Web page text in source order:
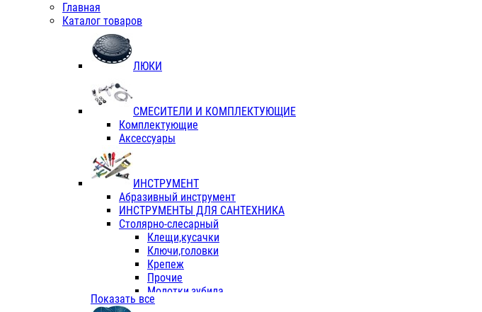
Главная
Каталог товаров
ЛЮКИ
СМЕСИТЕЛИ И КОМПЛЕКТУЮЩИЕ
Комплектующие
Аксессуары
ИНСТРУМЕНТ
Абразивный инструмент
ИНСТРУМЕНТЫ ДЛЯ САНТЕХНИКА
Столярно-слесарный
Клещи,кусачки
Ключи,головки
Крепеж
Прочие
Молотки,зубила
Пассатижи,тонкогубцы,утконосы
Показать все